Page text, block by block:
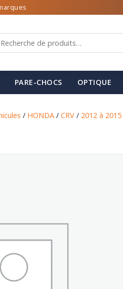
PARE-CHOCS OPTIQUE
/ HONDA / CRV / 2012 à 2015